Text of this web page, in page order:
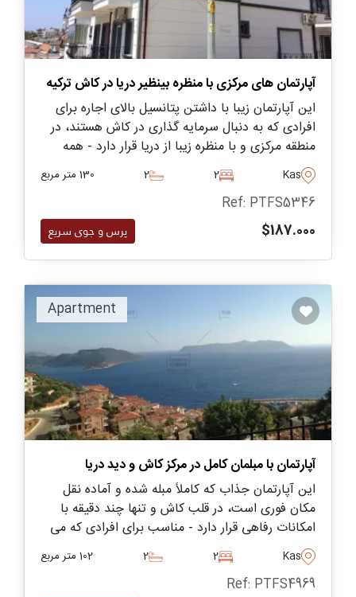
آپارتمان های مرکزی با منظره بینظیر دریا در کاش ترکیه
این آپارتمان زیبا با داشتن پتانسیل بالای اجاره برای
افرادی که به دنبال سرمایه گذاری در کاش هستند، در
منطقه مرکزی و با منظره زیبا از دریا قرار دارد - همه
فقط پیاده‌روی کوتاهی از مغازه های محلی و نیازهای
روزانه مورد نیاز فاصله دارد.
Kas
2
2 130 متر مربع
Ref: PTFS5346
$187.000 پرس و جوی سریع
Apartment
آپارتمان با مبلمان کامل در مرکز کاش و دید دریا
این آپارتمان جذاب که کاملاً مبله شده و آماده نقل
مکان فوری است، در قلب کاش و تنها چند دقیقه با
امکانات رفاهی قرار دارد - مناسب برای افرادی که می
خواهند در شبه جزیره با خانواده کوچک تا متوسط ​​
زندگی کنند.
Kas
2
2 102 متر مربع
Ref: PTFS4969